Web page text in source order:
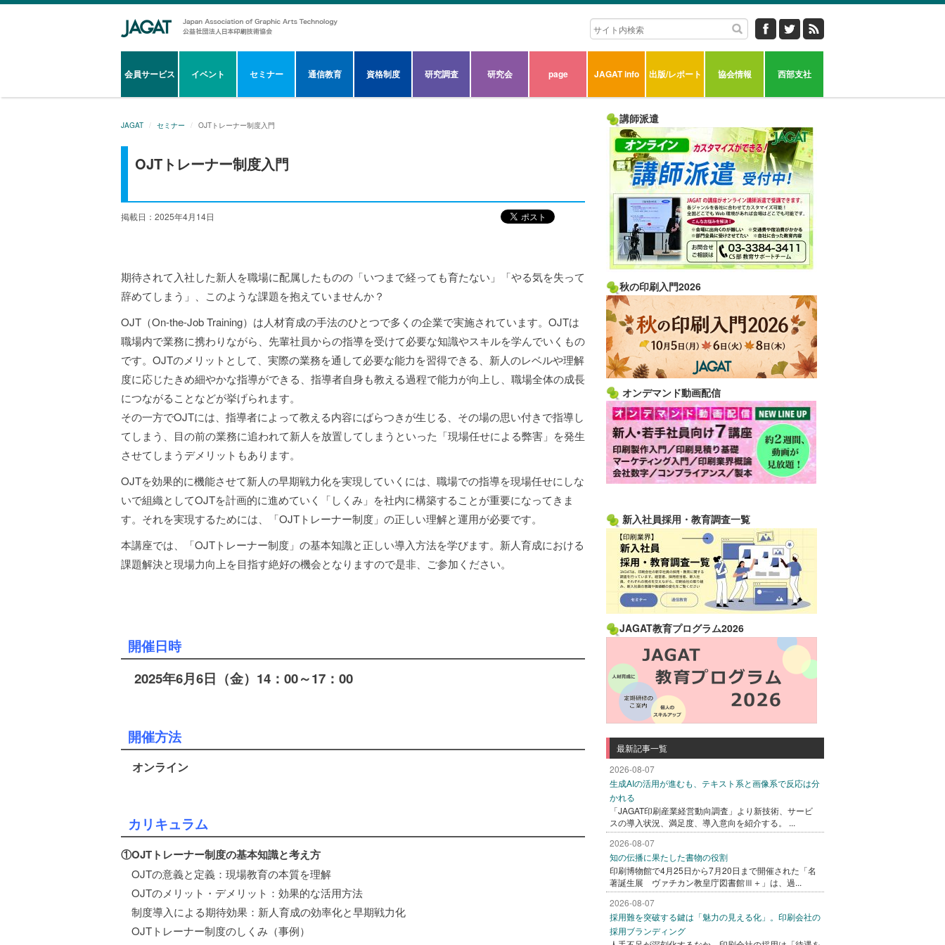
会員サービス イベント セミナー 通信教育 資格制度 研究調査 研究会 page JAGAT info 出版/レポート 協会情報 西部支社
JAGAT セミナー OJTトレーナー制度入門
OJTトレーナー制度入門
掲載日：2025年4月14日
期待されて入社した新人を職場に配属したものの「いつまで経っても育たない」「やる気を失って
辞めてしまう」、このような課題を抱えていませんか？
OJT（On-the-Job Training）は人材育成の手法のひとつで多くの企業で実施されています。OJTは
職場内で業務に携わりながら、先輩社員からの指導を受けて必要な知識やスキルを学んでいくもの
です。OJTのメリットとして、実際の業務を通して必要な能力を習得できる、新人のレベルや理解
度に応じたきめ細やかな指導ができる、指導者自身も教える過程で能力が向上し、職場全体の成長
につながることなどが挙げられます。
その一方でOJTには、指導者によって教える内容にばらつきが生じる、その場の思い付きで指導し
てしまう、目の前の業務に追われて新人を放置してしまうといった「現場任せによる弊害」を発生
させてしまうデメリットもあります。
OJTを効果的に機能させて新人の早期戦力化を実現していくには、職場での指導を現場任せにしな
いで組織としてOJTを計画的に進めていく「しくみ」を社内に構築することが重要になってきま
す。それを実現するためには、「OJTトレーナー制度」の正しい理解と運用が必要です。
本講座では、「OJTトレーナー制度」の基本知識と正しい導入方法を学びます。新人育成における
課題解決と現場力向上を目指す絶好の機会となりますので是非、ご参加ください。
開催日時
2025年6月6日（金）14：00～17：00
開催方法
オンライン
カリキュラム
①OJTトレーナー制度の基本知識と考え方
OJTの意義と定義：現場教育の本質を理解
OJTのメリット・デメリット：効果的な活用方法
制度導入による期待効果：新人育成の効率化と早期戦力化
OJTトレーナー制度のしくみ（事例）
講師派遣
秋の印刷入門2026
オンデマンド動画配信
新入社員採用・教育調査一覧
JAGAT教育プログラム2026
最新記事一覧
2026-08-07
生成AIの活用が進むも、テキスト系と画像系で反応は分
かれる
「JAGAT印刷産業経営動向調査」より新技術、サービ
スの導入状況、満足度、導入意向を紹介する。 ...
2026-08-07
知の伝播に果たした書物の役割
印刷博物館で4月25日から7月20日まで開催された「名
著誕生展 ヴァチカン教皇庁図書館Ⅲ＋」は、過...
2026-08-07
採用難を突破する鍵は「魅力の見える化」。印刷会社の
採用ブランディング